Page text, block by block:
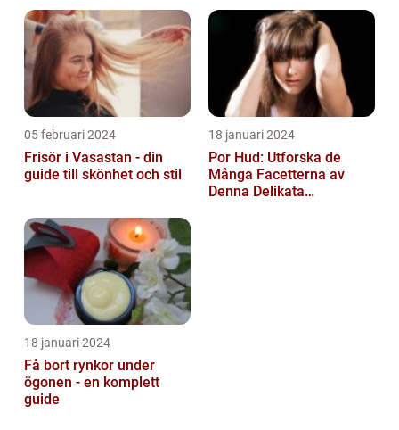
05 februari 2024
Frisör i Vasastan - din
guide till skönhet och stil
18 januari 2024
Por Hud: Utforska de
Många Facetterna av
Denna Delikata
18 januari 2024
Få bort rynkor under
ögonen - en komplett
guide